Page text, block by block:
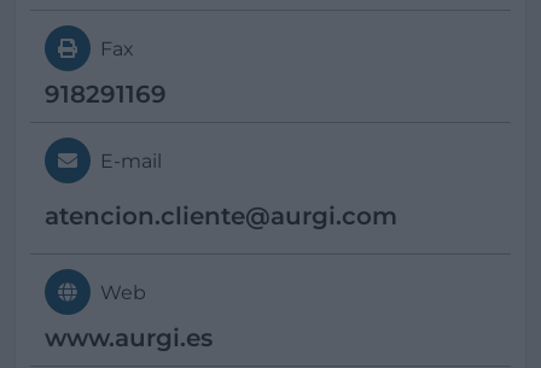
Fax
918291169
E-mail
atencion.cliente@aurgi.com
Web
www.aurgi.es